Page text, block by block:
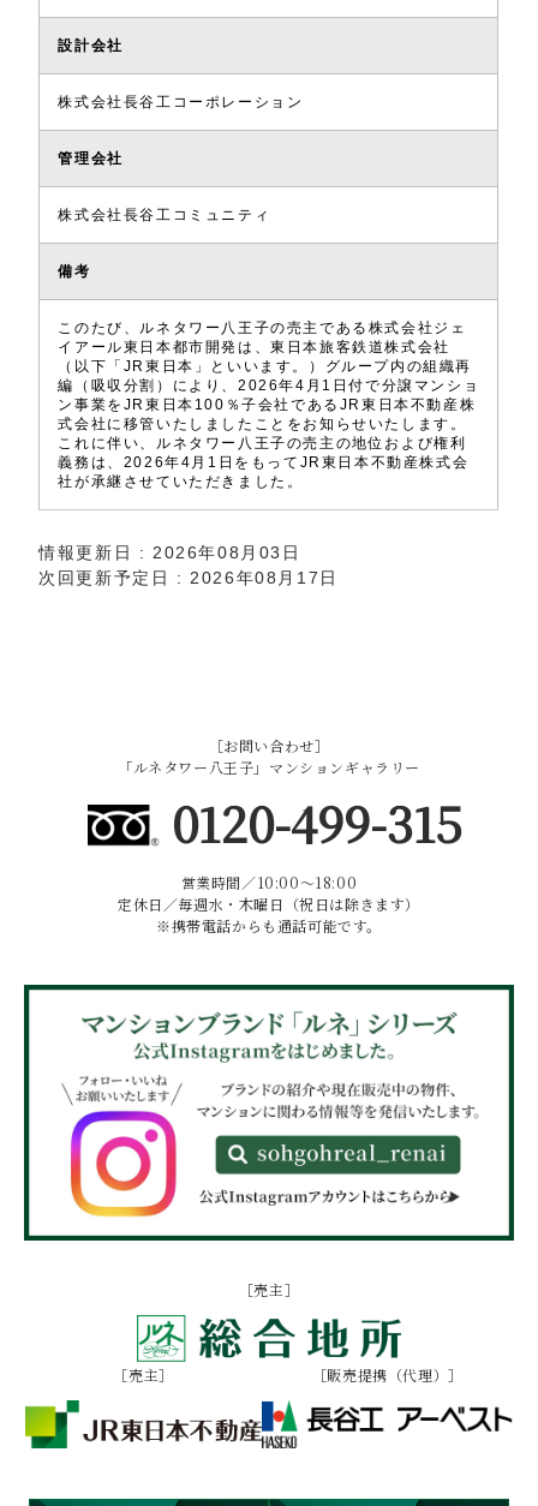
設計会社
株式会社長谷工コーポレーション
管理会社
株式会社長谷工コミュニティ
備考
このたび、ルネタワー八王子の売主である株式会社ジェ
イアール東日本都市開発は、東日本旅客鉄道株式会社
（以下「JR東日本」といいます。）グループ内の組織再
編（吸収分割）により、2026年4月1日付で分譲マンショ
ン事業をJR東日本100％子会社であるJR東日本不動産株
式会社に移管いたしましたことをお知らせいたします。
これに伴い、ルネタワー八王子の売主の地位および権利
義務は、2026年4月1日をもってJR東日本不動産株式会
社が承継させていただきました。
情報更新日 : 2026年08月03日
次回更新予定日 : 2026年08月17日
［お問い合わせ］
「ルネタワー八王子」マンションギャラリー
0120-499-315
営業時間／10:00～18:00
定休日／毎週水・木曜日（祝日は除きます）
※携帯電話からも通話可能です。
［売主］
［売主］ ［販売提携（代理）］